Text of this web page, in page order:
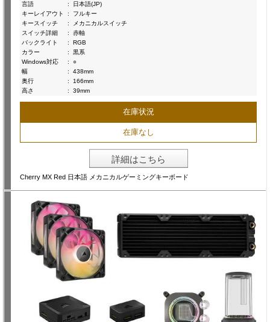
言語
:
日本語(JP)
キーレイアウト
:
フルキー
キースイッチ
:
メカニカルスイッチ
スイッチ詳細
:
赤軸
バックライト
:
RGB
カラー
:
黒系
Windows対応
:
○
幅
:
438mm
奥行
:
166mm
高さ
: 39mm
在庫状況
在庫なし
詳細はこちら
Cherry MX Red 日本語 メカニカルゲーミングキーボード